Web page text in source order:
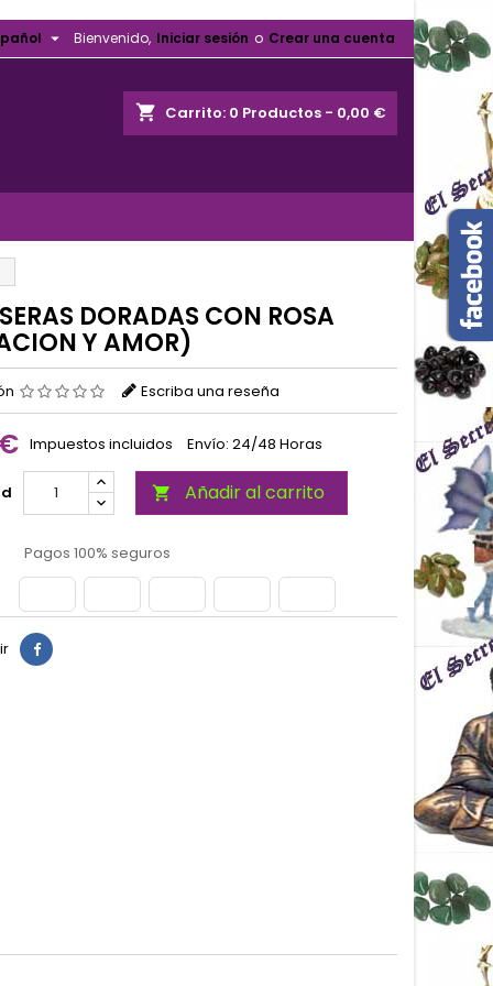
Bienvenido, Iniciar sesión o Crear una cuenta

shopping_cart Carrito: 0 Productos - 0,00 €
DORADAS CON ROSA
Y AMOR)
Escriba una reseña
Impuestos incluidos Envío: 24/48 Horas
 Añadir al carrito
Pagos 100% seguros